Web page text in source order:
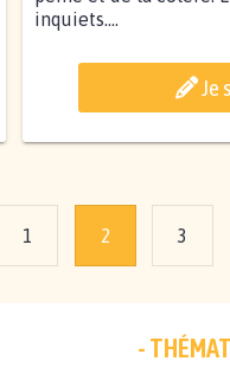
inquiets....
Je
1 2 3
-